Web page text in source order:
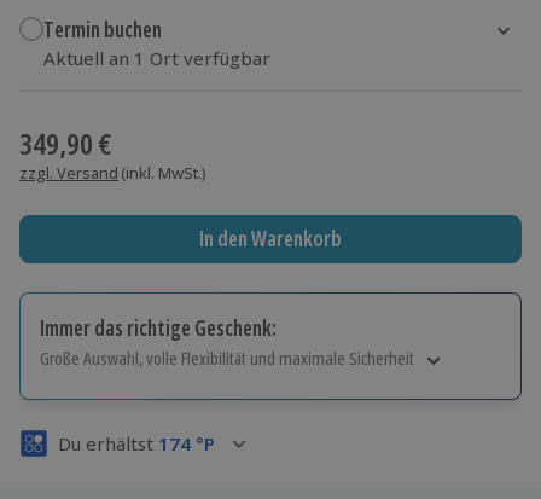
Termin buchen
Aktuell an 1 Ort verfügbar
349,90 €
zzgl. Versand (inkl. MwSt.)
In den Warenkorb
Immer das richtige Geschenk:
Große Auswahl, volle Flexibilität und maximale Sicherheit
Volle Flexibilität
Du erhältst 174 °P